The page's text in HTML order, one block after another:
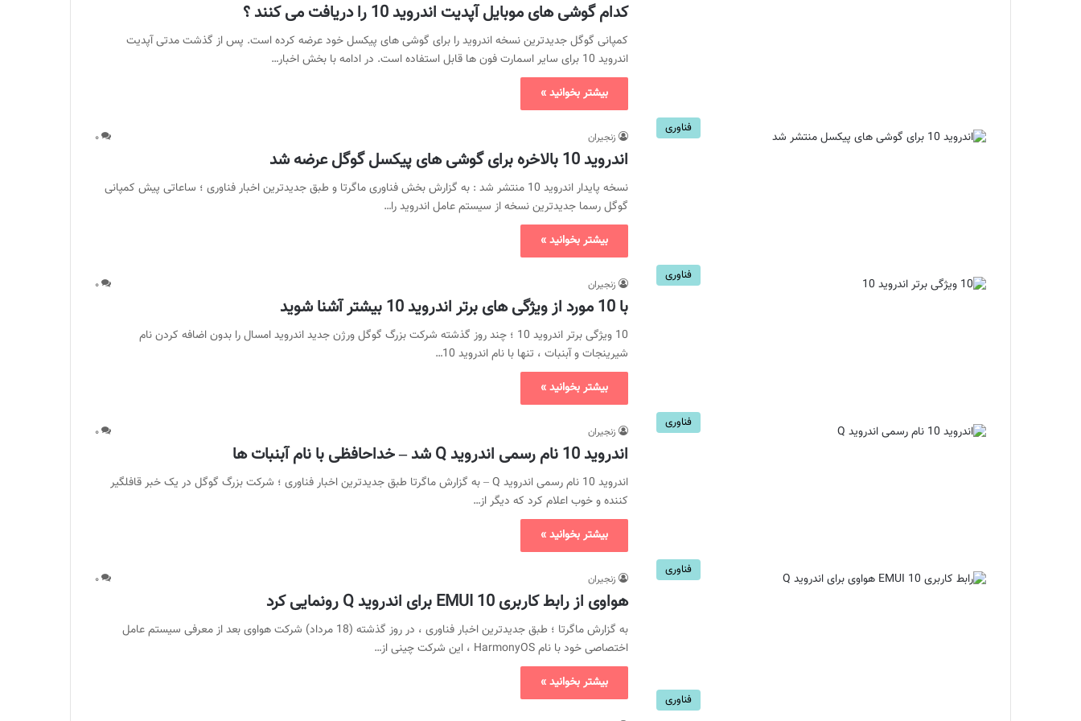
کدام گوشی های موبایل آپدیت اندروید 10 را دریافت می کنند ؟
کمپانی گوگل جدیدترین نسخه اندروید را برای گوشی های پیکسل خود عرضه کرده است. پس از گذشت مدتی آپدیت
اندروید 10 برای سایر اسمارت فون ها قابل استفاده است. در ادامه با بخش اخبار…
بیشتر بخوانید »
فناوری
زنجیران ۰
اندروید 10 بالاخره برای گوشی های پیکسل گوگل عرضه شد
نسخه پایدار اندروید 10 منتشر شد : به گزارش بخش فناوری ماگرتا و طبق جدیدترین اخبار فناوری ؛ ساعاتی پیش کمپانی
گوگل رسما جدیدترین نسخه از سیستم عامل اندروید را…
بیشتر بخوانید »
فناوری
زنجیران ۰
با 10 مورد از ویژگی های برتر اندروید 10 بیشتر آشنا شوید
10 ویژگی برتر اندروید 10 ؛ چند روز گذشته شرکت بزرگ گوگل ورژن جدید اندروید امسال را بدون اضافه کردن نام
شیرینجات و آبنبات ، تنها با نام اندروید 10…
بیشتر بخوانید »
فناوری
زنجیران ۰
اندروید 10 نام رسمی اندروید Q شد – خداحافظی با نام آبنبات ها
اندروید 10 نام رسمی اندروید Q – به گزارش ماگرتا طبق جدیدترین اخبار فناوری ؛ شرکت بزرگ گوگل در یک خبر قافلگیر
کننده و خوب اعلام کرد که دیگر از…
بیشتر بخوانید »
فناوری
زنجیران ۰
هواوی از رابط کاربری EMUI 10 برای اندروید Q رونمایی کرد
به گزارش ماگرتا ؛ طبق جدیدترین اخبار فناوری ، در روز گذشته (18 مرداد) شرکت هواوی بعد از معرفی سیستم عامل
اختصاصی خود با نام HarmonyOS ، این شرکت چینی از…
بیشتر بخوانید »
فناوری